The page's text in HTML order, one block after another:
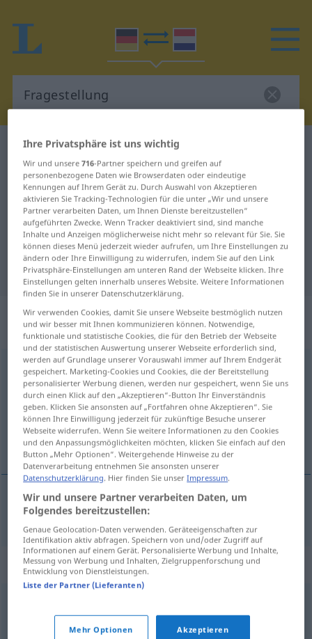
Deutsch-Niederländisch Wörterbuch
Fragestellung
Deutsch-Niederländisch
Übersetzung für "Fragestellung"
"Fragestellung" Niederländisch
Übersetzung
„Fragestellung“: Femininum,
weiblich
Fragestellungf
Übersicht aller Übersetzungen
(Für mehr Details die Übersetzung anklicken/antippen)
vraagstelling
vraagstelling Fragestellung
Synonyme für "Fragestellung"
Problem
Ihre Privatsphäre ist uns wichtig
Wir und unsere716-Partner speichern und greifen auf
personenbezogene Daten wie Browserdaten oder eindeutige
Kennungen auf Ihrem Gerät zu. Durch Auswahl von Akzeptieren
aktivieren Sie Tracking-Technologien für die unter „Wir und unsere
Partner verarbeiten Daten, um Ihnen Dienste bereitzustellen“
aufgeführten Zwecke. Wenn Tracker deaktiviert sind, sind manche
Inhalte und Anzeigen möglicherweise nicht mehr so relevant für Sie. Sie
können dieses Menü jederzeit wieder aufrufen, um Ihre Einstellungen zu
ändern oder Ihre Einwilligung zu widerrufen, indem Sie auf den Link
Privatsphäre-Einstellungen am unteren Rand der Webseite klicken. Ihre
Einstellungen gelten innerhalb unseres Website. Weitere Informationen
finden Sie in unserer Datenschutzerklärung.
Wir verwenden Cookies, damit Sie unsere Webseite bestmöglich nutzen
und wir besser mit Ihnen kommunizieren können. Notwendige,
funktionale und statistische Cookies, die für den Betrieb der Webseite
und der statistischen Auswertung unserer Webseite erforderlich sind,
werden auf Grundlage unserer Vorauswahl immer auf Ihrem Endgerät
gespeichert. Marketing-Cookies und Cookies, die der Bereitstellung
personalisierter Werbung dienen, werden nur gespeichert, wenn Sie uns
durch einen Klick auf den „Akzeptieren“-Button Ihr Einverständnis
geben. Klicken Sie ansonsten auf „Fortfahren ohne Akzeptieren“. Sie
können Ihre Einwilligung jederzeit für zukünftige Besuche unserer
Webseite widerrufen. Wenn Sie weitere Informationen zu den Cookies
und den Anpassungsmöglichkeiten möchten, klicken Sie einfach auf den
Button „Mehr Optionen“. Weitergehende Hinweise zu der
Datenverarbeitung entnehmen Sie ansonsten unserer
Datenschutzerklärung. Hier finden Sie unserImpressum.
Wir und unsere Partner verarbeiten Daten, um
Folgendes bereitzustellen:
Genaue Geolocation-Daten verwenden. Geräteeigenschaften zur
Identifikation aktiv abfragen. Speichern von und/oder Zugriff auf
Informationen auf einem Gerät. Personalisierte Werbung und Inhalte,
Messung von Werbung und Inhalten, Zielgruppenforschung und
Entwicklung von Dienstleistungen.
Liste der Partner (Lieferanten)
Mehr Optionen Akzeptieren